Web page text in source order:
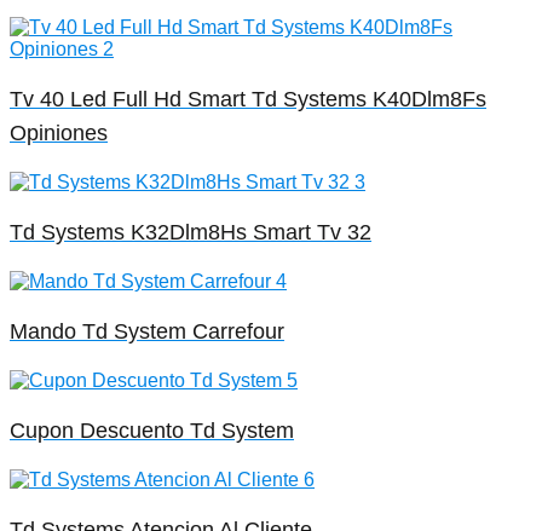
Tv 40 Led Full Hd Smart Td Systems K40Dlm8Fs
Opiniones
Td Systems K32Dlm8Hs Smart Tv 32
Mando Td System Carrefour
Cupon Descuento Td System